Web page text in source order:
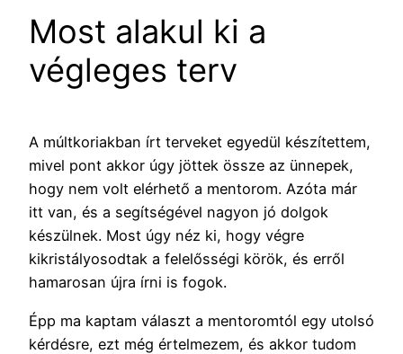
Most alakul ki a
végleges terv
A múltkoriakban írt terveket egyedül készítettem,
mivel pont akkor úgy jöttek össze az ünnepek,
hogy nem volt elérhető a mentorom. Azóta már
itt van, és a segítségével nagyon jó dolgok
készülnek. Most úgy néz ki, hogy végre
kikristályosodtak a felelősségi körök, és erről
hamarosan újra írni is fogok.
Épp ma kaptam választ a mentoromtól egy utolsó
kérdésre, ezt még értelmezem, és akkor tudom